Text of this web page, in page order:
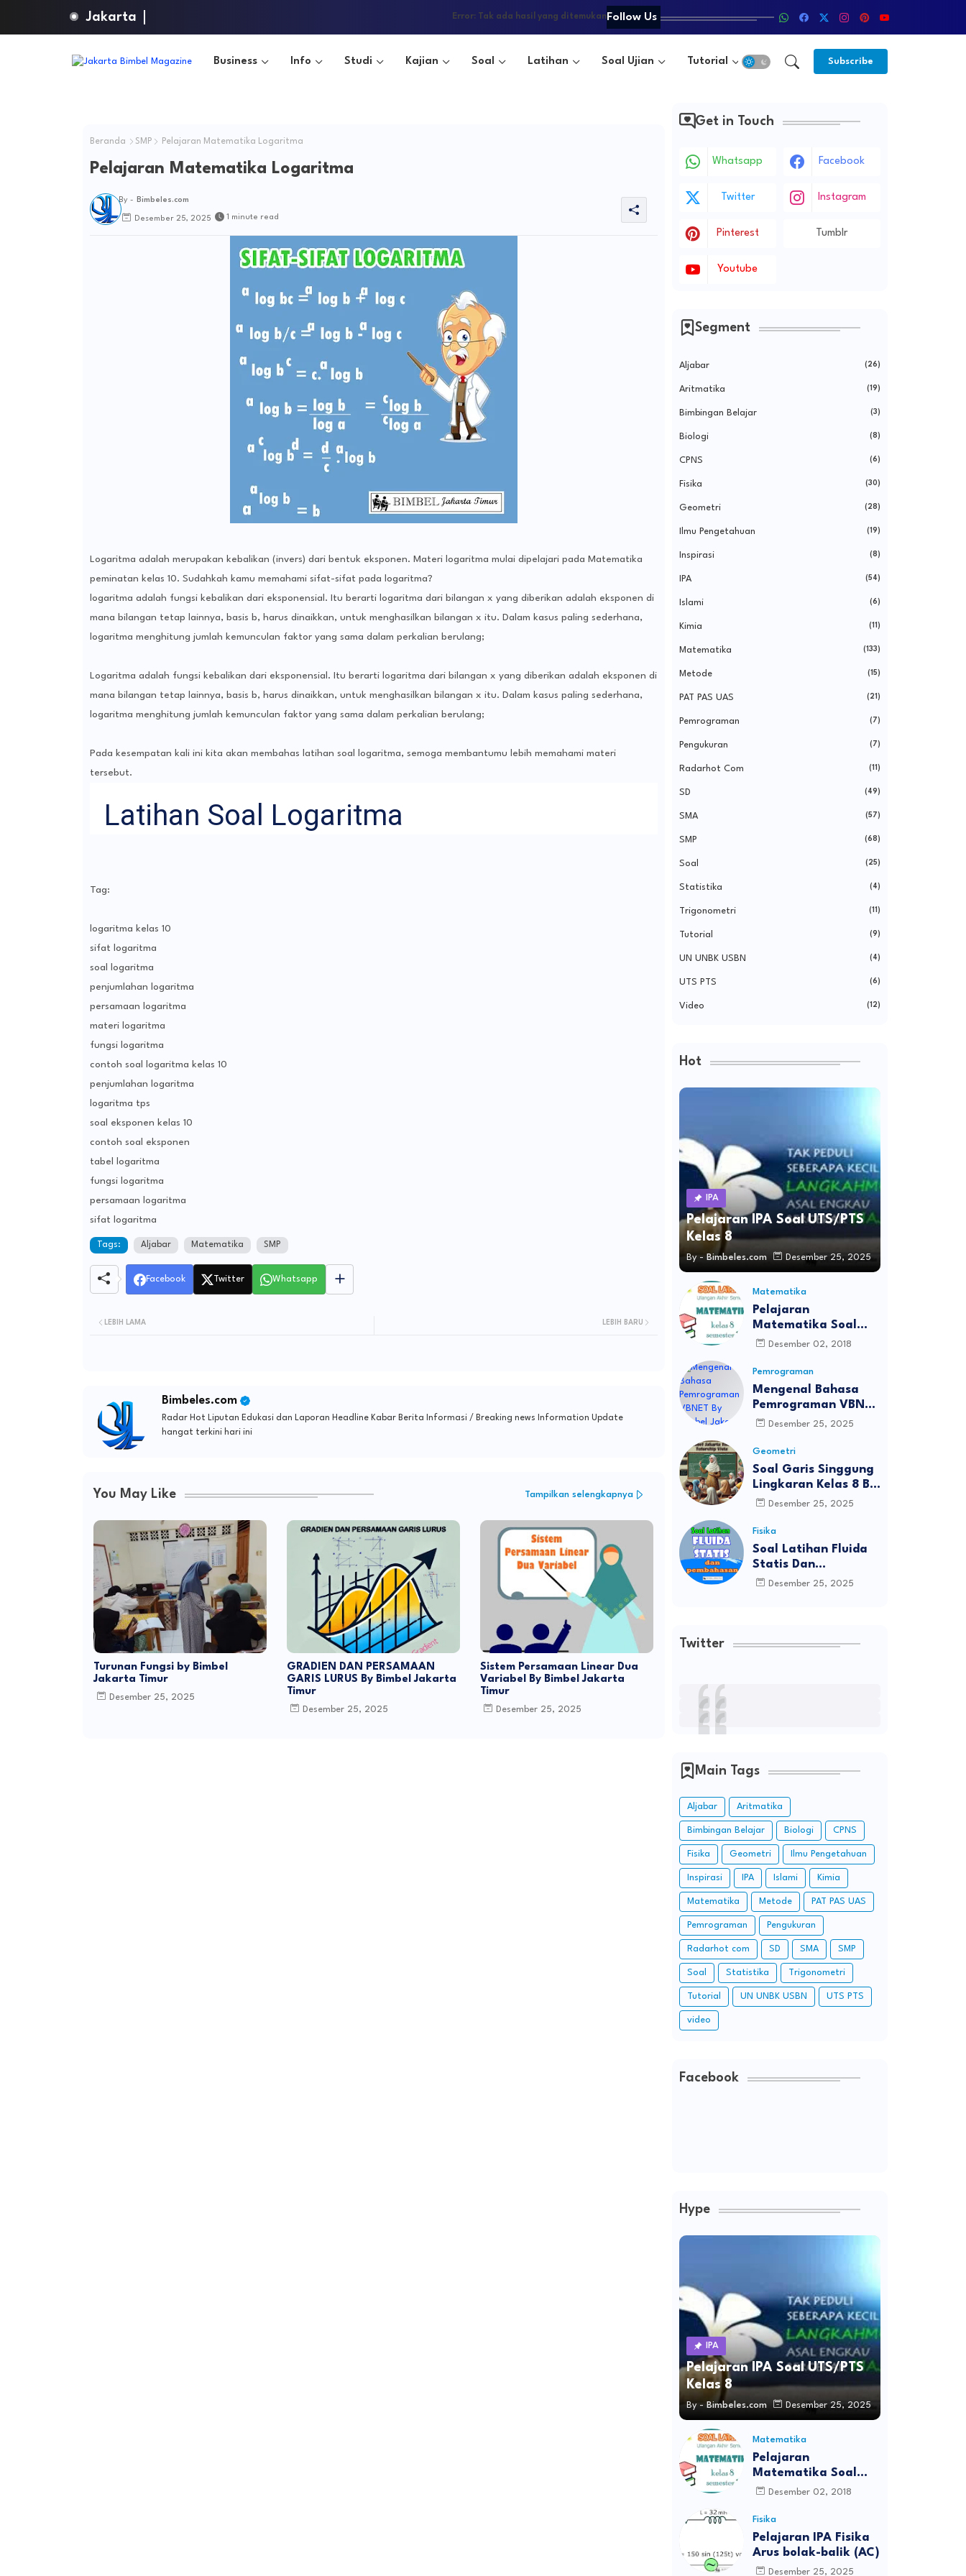
Jakarta Error: Tak ada hasil yang ditemukan Follow Us
Business Info Studi Kajian Soal Latihan Soal Ujian Tutorial Subscribe
Beranda SMP Pelajaran Matematika Logaritma
Pelajaran Matematika Logaritma
By - Bimbeles.com
Desember 25, 2025 1 minute read
Logaritma adalah merupakan kebalikan (invers) dari bentuk eksponen. Materi logaritma mulai dipelajari pada Matematika
peminatan kelas 10. Sudahkah kamu memahami sifat-sifat pada logaritma?
logaritma adalah fungsi kebalikan dari eksponensial. Itu berarti logaritma dari bilangan x yang diberikan adalah eksponen di
mana bilangan tetap lainnya, basis b, harus dinaikkan, untuk menghasilkan bilangan x itu. Dalam kasus paling sederhana,
logaritma menghitung jumlah kemunculan faktor yang sama dalam perkalian berulang;
Logaritma adalah fungsi kebalikan dari eksponensial. Itu berarti logaritma dari bilangan x yang diberikan adalah eksponen di
mana bilangan tetap lainnya, basis b, harus dinaikkan, untuk menghasilkan bilangan x itu. Dalam kasus paling sederhana,
logaritma menghitung jumlah kemunculan faktor yang sama dalam perkalian berulang;
Pada kesempatan kali ini kita akan membahas latihan soal logaritma, semoga membantumu lebih memahami materi
tersebut.
Latihan Soal Logaritma
Tag:
logaritma kelas 10
sifat logaritma
soal logaritma
penjumlahan logaritma
persamaan logaritma
materi logaritma
fungsi logaritma
contoh soal logaritma kelas 10
penjumlahan logaritma
logaritma tps
soal eksponen kelas 10
contoh soal eksponen
tabel logaritma
fungsi logaritma
persamaan logaritma
sifat logaritma
Tags: Aljabar Matematika SMP
Facebook Twitter Whatsapp
LEBIH BARU
LEBIH LAMA
Bimbeles.com
Radar Hot Liputan Edukasi dan Laporan Headline Kabar Berita Informasi / Breaking news Information Update
hangat terkini hari ini
You May Like Tampilkan selengkapnya
Turunan Fungsi by Bimbel
Jakarta Timur
Desember 25, 2025
GRADIEN DAN PERSAMAAN
GARIS LURUS By Bimbel Jakarta
Timur
Desember 25, 2025
Sistem Persamaan Linear Dua
Variabel By Bimbel Jakarta
Timur
Desember 25, 2025
Get in Touch
Whatsapp Facebook
Twitter Instagram
Pinterest Tumblr
Youtube
Segment
Aljabar (26)
Aritmatika (19)
Bimbingan Belajar (3)
Biologi (8)
CPNS (6)
Fisika (30)
Geometri (28)
Ilmu Pengetahuan (19)
Inspirasi (8)
IPA (54)
Islami (6)
Kimia (11)
Matematika (133)
Metode (15)
PAT PAS UAS (21)
Pemrograman (7)
Pengukuran (7)
Radarhot Com (11)
SD (49)
SMA (57)
SMP (68)
Soal (25)
Statistika (4)
Trigonometri (11)
Tutorial (9)
UN UNBK USBN (4)
UTS PTS (6)
Video (12)
Hot
IPA
Pelajaran IPA Soal UTS/PTS
Kelas 8
By - Bimbeles.com Desember 25, 2025
Matematika
Pelajaran
Matematika Soal
UAS Kelas 8
Desember 02, 2018
Pemrograman
Mengenal Bahasa
Pemrograman VBNET
By Bimbel Jakarta
Desember 25, 2025
Geometri
Soal Garis Singgung
Lingkaran Kelas 8 By
Bimbel Jakarta Timur
Desember 25, 2025
Fisika
Soal Latihan Fluida
Statis Dan
Pembahasan Bimbel
Desember 25, 2025
Twitter
Main Tags
Aljabar Aritmatika
Bimbingan Belajar Biologi CPNS
Fisika Geometri Ilmu Pengetahuan
Inspirasi IPA Islami Kimia
Matematika Metode PAT PAS UAS
Pemrograman Pengukuran
Radarhot com SD SMA SMP
Soal Statistika Trigonometri
Tutorial UN UNBK USBN UTS PTS
video
Facebook
Hype
IPA
Pelajaran IPA Soal UTS/PTS
Kelas 8
By - Bimbeles.com Desember 25, 2025
Matematika
Pelajaran
Matematika Soal
UAS Kelas 8
Desember 02, 2018
Fisika
Pelajaran IPA Fisika
Arus bolak-balik (AC)
Desember 25, 2025